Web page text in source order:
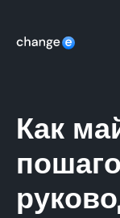
Как